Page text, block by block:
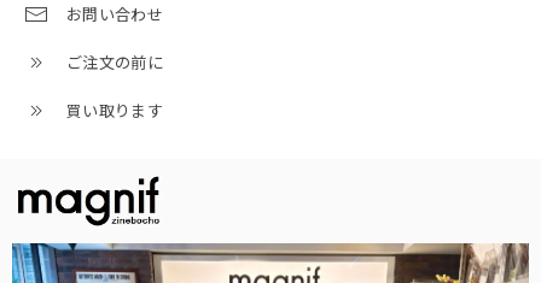
お問い合わせ
ご注文の前に
買い取ります